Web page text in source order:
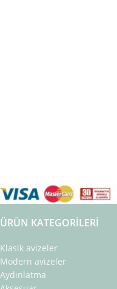
ÜRÜN KATEGORILERI
Klasik avizeler
Modern avizeler
Aydınlatma